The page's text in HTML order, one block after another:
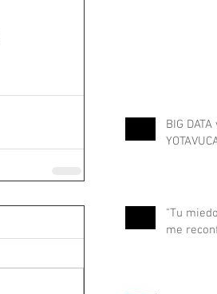
BIG
"Tu
me